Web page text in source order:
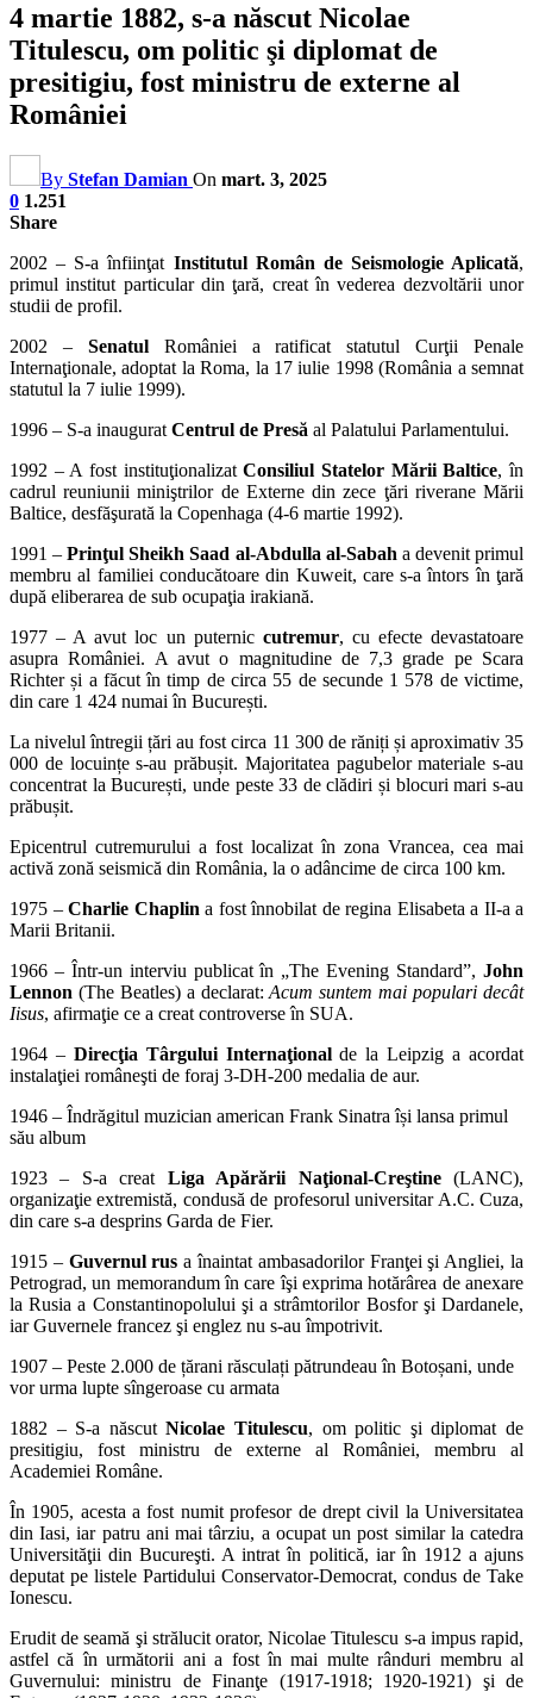
4 martie 1882, s-a născut Nicolae
Titulescu, om politic şi diplomat de
presitigiu, fost ministru de externe al
României
By Stefan Damian On mart. 3, 2025
0 1.251
Share
2002 – S-a înfiinţat Institutul Român de Seismologie Aplicată,
primul institut particular din ţară, creat în vederea dezvoltării unor
studii de profil.
2002 – SenatulRomâniei a ratificat statutul Curţii Penale
Internaţionale, adoptat la Roma, la 17 iulie 1998 (România a semnat
statutul la 7 iulie 1999).
1996 – S-a inaugurat Centrul de Presă al Palatului Parlamentului.
1992 – A fost instituţionalizatConsiliul Statelor Mării Baltice, în
cadrul reuniunii miniştrilor de Externe din zece ţări riverane Mării
Baltice, desfăşurată la Copenhaga (4-6 martie 1992).
1991 –Prinţul Sheikh Saad al-Abdulla al-Sabah a devenit primul
membru al familiei conducătoare din Kuweit, care s-a întors în ţară
după eliberarea de sub ocupaţia irakiană.
1977 – A avut loc un puternic cutremur, cu efecte devastatoare
asupra României. A avut o magnitudine de 7,3 grade pe Scara
Richter și a făcut în timp de circa 55 de secunde 1 578 de victime,
din care 1 424 numai în București.
La nivelul întregii țări au fost circa 11 300 de răniți și aproximativ 35
000 de locuințe s-au prăbușit. Majoritatea pagubelor materiale s-au
concentrat la București, unde peste 33 de clădiri și blocuri mari s-au
prăbușit.
Epicentrul cutremurului a fost localizat în zona Vrancea, cea mai
activă zonă seismică din România, la o adâncime de circa 100 km.
1975 – Charlie Chaplin a fost înnobilat de regina Elisabeta a II-a a
Marii Britanii.
1966 – Într-un interviu publicat în „The Evening Standard”, John
Lennon (The Beatles) a declarat:Acum suntem mai populari decât
Iisus, afirmaţie ce a creat controverse în SUA.
1964 – Direcţia Târgului Internaţionalde la Leipzig a acordat
instalaţiei româneşti de foraj 3-DH-200 medalia de aur.
1946 – Îndrăgitul muzician american Frank Sinatra își lansa primul
său album
1923 – S-a creat Liga Apărării Naţional-Creştine(LANC),
organizaţie extremistă, condusă de profesorul universitar A.C. Cuza,
din care s-a desprins Garda de Fier.
1915 – Guvernul rus a înaintat ambasadorilor Franţei şi Angliei, la
Petrograd, un memorandum în care îşi exprima hotărârea de anexare
la Rusia a Constantinopolului şi a strâmtorilor Bosfor şi Dardanele,
iar Guvernele francez şi englez nu s-au împotrivit.
1907 – Peste 2.000 de țărani răsculați pătrundeau în Botoșani, unde
vor urma lupte sîngeroase cu armata
1882 – S-a născutNicolae Titulescu, om politic şi diplomat de
presitigiu, fost ministru de externe al României, membru al
Academiei Române.
În 1905, acesta a fost numit profesor de drept civil la Universitatea
din Iasi, iar patru ani mai târziu, a ocupat un post similar la catedra
Universităţii din Bucureşti. A intrat în politică, iar în 1912 a ajuns
deputat pe listele Partidului Conservator-Democrat, condus de Take
Ionescu.
Erudit de seamă şi strălucit orator, Nicolae Titulescu s-a impus rapid,
astfel că în următorii ani a fost în mai multe rânduri membru al
Guvernului: ministru de Finanţe (1917-1918; 1920-1921) şi de